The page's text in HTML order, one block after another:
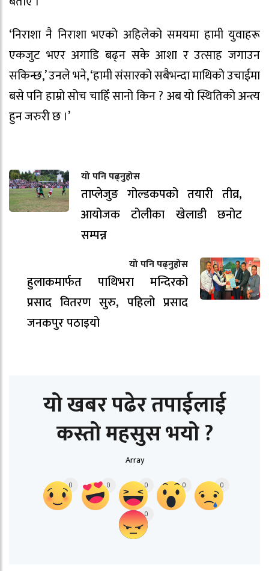
‘निराशा नै निराशा भएको अहिलेको समयमा हामी युवाहरू
एकजुट भएर अगाडि बढ्न सके आशा र उत्साह जगाउन
सकिन्छ,’ उनले भने, ‘हामी संसारको सबैभन्दा माथिको उचाईमा
बसे पनि हाम्रो सोच चाहिँ सानो किन ? अब यो स्थितिको अन्त्य
हुन जरुरी छ ।’
यो पनि पढ्नुहोस
ताप्लेजुङ गोल्डकपको तयारी तीव्र,
आयोजक टोलीका खेलाडी छनोट
सम्पन्न
यो पनि पढ्नुहोस
हुलाकमार्फत पाथिभरा मन्दिरको
प्रसाद वितरण सुरु, पहिलो प्रसाद
जनकपुर पठाइयो
यो खबर पढेर तपाईलाई
कस्तो महसुस भयो ?
Array
0 0 0 0 0
0